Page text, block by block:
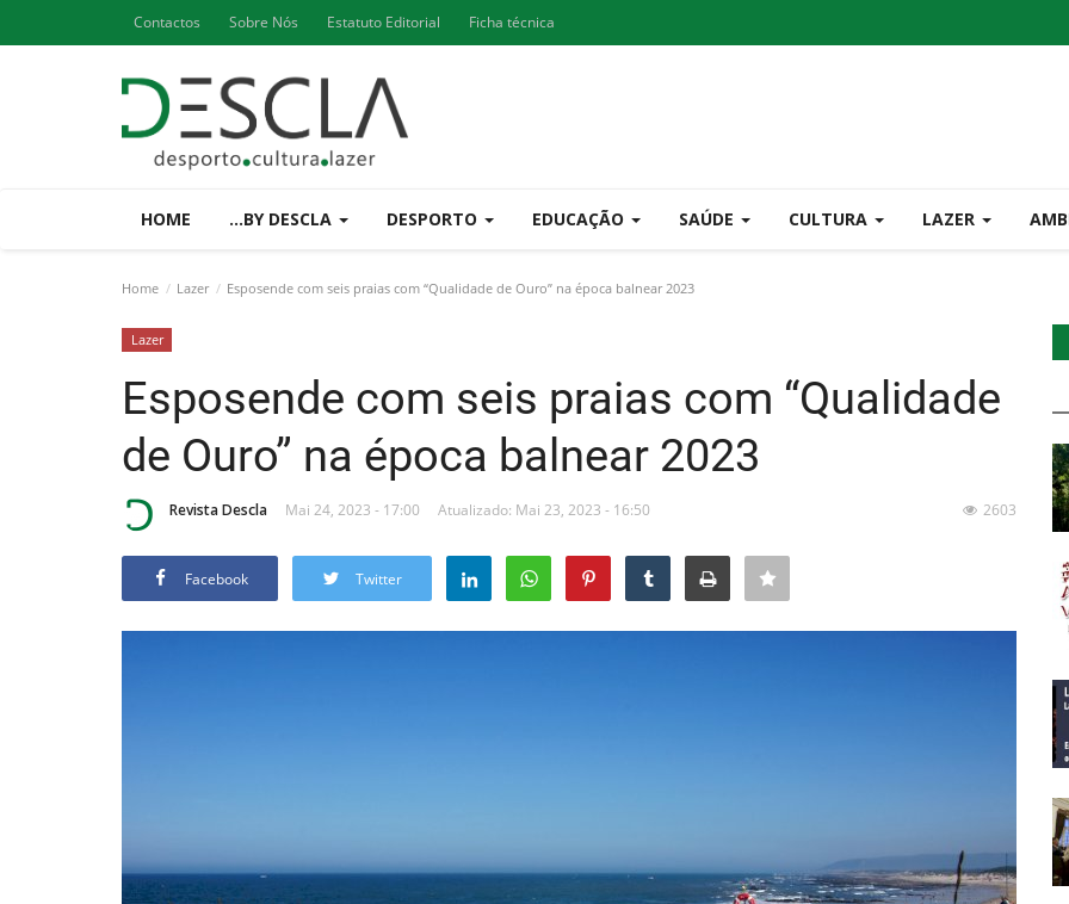
Contactos Sobre Nós Estatuto Editorial Ficha técnica
HOME ...BY DESCLA DESPORTO EDUCAÇÃO SAÚDE CULTURA LAZER
Home Lazer Esposende com seis praias com “Qualidade de Ouro” na época balnear 2023
Lazer
Esposende com seis praias com “Qualidade
de Ouro” na época balnear 2023
Revista Descla Mai 24, 2023 - 17:00 Atualizado: Mai 23, 2023 - 16:50 2603
Facebook Twitter